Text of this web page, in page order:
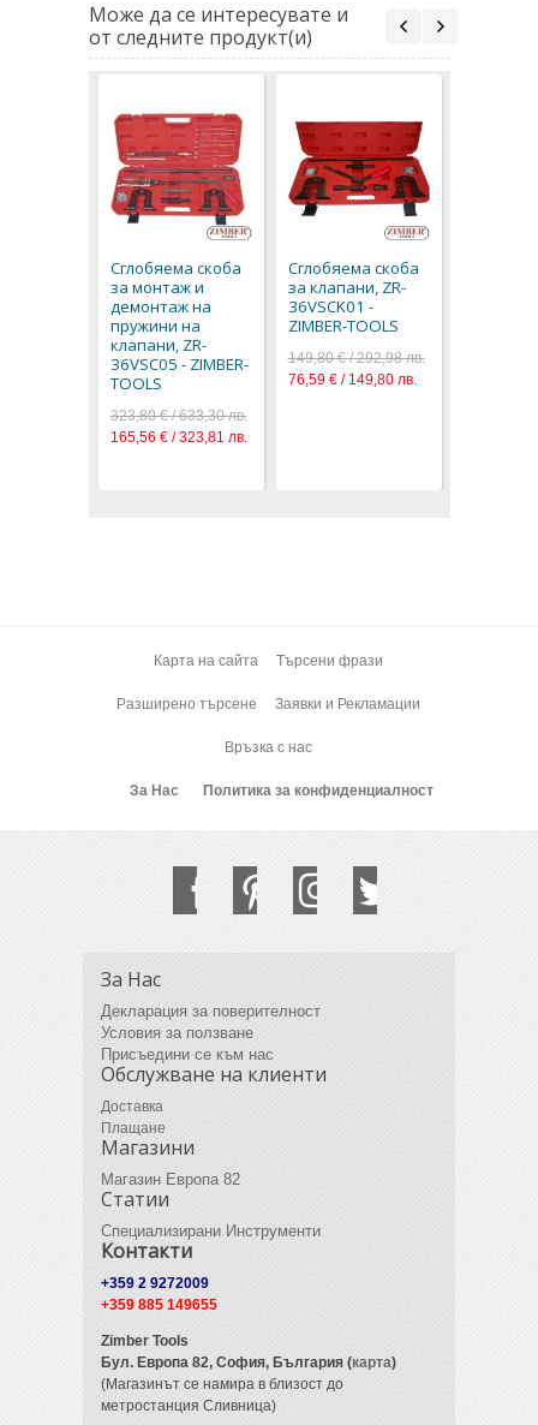
Може да се интересувате и
от следните продукт(и)
Сглобяема скоба
за монтаж и
демонтаж на
пружини на
клапани, ZR-
36VSC05 - ZIMBER-
TOOLS
323,80 € / 633,30 лв.
165,56 € / 323,81 лв.
Сглобяема скоба
за клапани, ZR-
36VSCK01 -
ZIMBER-TOOLS
149,80 € / 292,98 лв.
76,59 € / 149,80 лв.
Карта на сайта Търсени фрази
Разширено търсене Заявки и Рекламации
Връзка с нас
За Нас Политика за конфиденциалност
За Нас
Декларация за поверителност
Условия за ползване
Присъедини се към нас
Обслужване на клиенти
Доставка
Плащане
Магазини
Магазин Европа 82
Статии
Специализирани Инструменти
Контакти
+359 2 9272009
+359 885 149655
Zimber Tools
Бул. Европа 82, София, България (карта)
(Магазинът се намира в близост до
метростанция Сливница)